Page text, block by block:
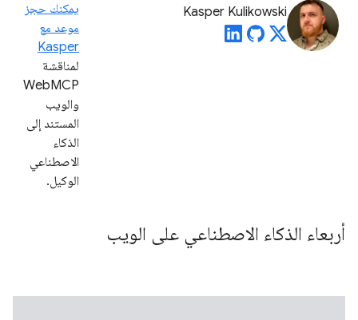
Kasper Kulikowski
يمكنك حجز
موعد مع
Kasper
لمناقشة
WebMCP
والويب
المستند إلى
الذكاء
الاصطناعي
الوكيل.
أربعاء الذكاء الاصطناعي على الويب